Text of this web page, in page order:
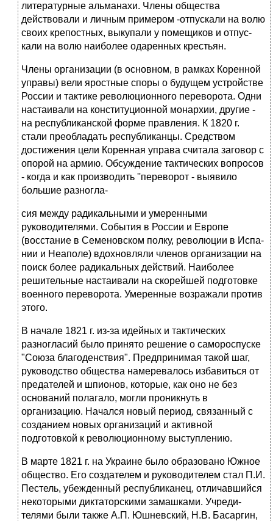
литера­турные альманахи. Члены общества
действовали и личным примером -отпускали на волю
своих крепостных, выкупали у помещиков и отпус­
кали на волю наиболее одаренных крестьян.
Члены организации (в основном, в рамках Коренной
управы) вели яростные споры о будущем устройстве
России и тактике революцион­ного переворота. Одни
настаивали на конституционной монархии, другие -
на республиканской форме правления. К 1820 г.
стали преоб­ладать республиканцы. Средством
достижения цели Коренная управа считала заговор с
опорой на армию. Обсуждение тактических вопро­сов
- когда и как производить ''переворот - выявило
большие разногла-
сия между радикальными и умеренными
руководителями. События в России и Европе
(восстание в Семеновском полку, революции в Испа­
нии и Неаполе) вдохновляли членов организации на
поиск более ради­кальных действий. Наиболее
решительные настаивали на скорейшей подготовке
военного переворота. Умеренные возражали против
этого.
В начале 1821 г. из-за идейных и тактических
разногласий было принято решение о самороспуске
"Союза благоденствия". Предприни­мая такой шаг,
руководство общества намеревалось избавиться от
пре­дателей и шпионов, которые, как оно не без
оснований полагало, могли проникнуть в
организацию. Начался новый период, связанный с
созда­нием новых организаций и активной
подготовкой к революционному выступлению.
В марте 1821 г. на Украине было образовано Южное
общество. Его создателем и руководителем стал П.И.
Пестель, убежденный республи­канец, отличавшийся
некоторыми диктаторскими замашками. Учреди­
телями были также А.П. Юшневский, Н.В. Басаргин,